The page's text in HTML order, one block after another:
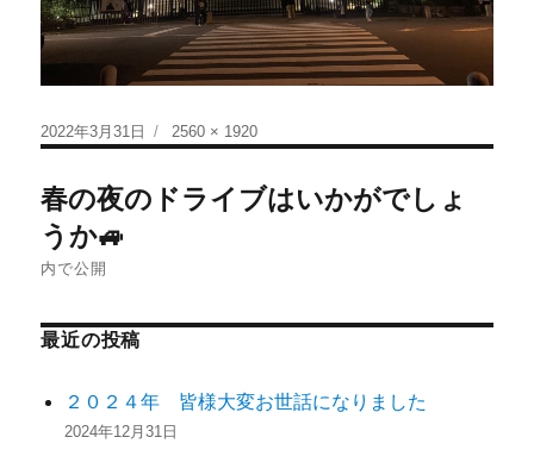
2022年3月31日 2560 × 1920
春の夜のドライブはいかがでしょ
うか🚙
内で公開
最近の投稿
２０２４年 皆様大変お世話になりました
2024年12月31日